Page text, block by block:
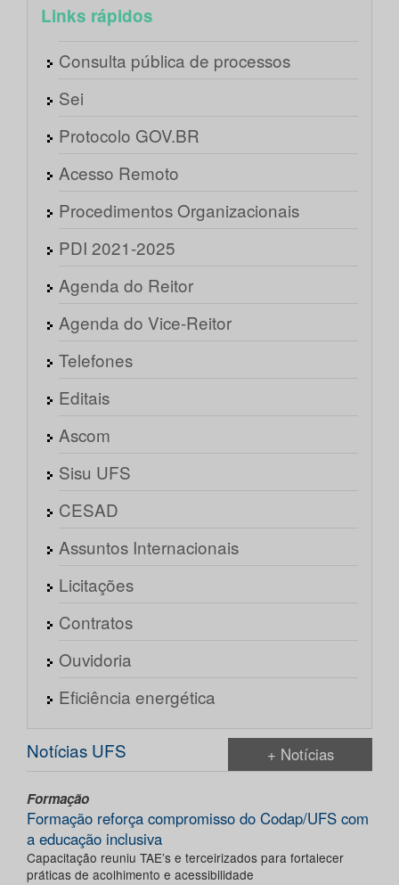
Links rápidos
Consulta pública de processos
Sei
Protocolo GOV.BR
Acesso Remoto
Procedimentos Organizacionais
PDI 2021-2025
Agenda do Reitor
Agenda do Vice-Reitor
Telefones
Editais
Ascom
Sisu UFS
CESAD
Assuntos Internacionais
Licitações
Contratos
Ouvidoria
Eficiência energética
Notícias UFS + Notícias
Formação
Formação reforça compromisso do Codap/UFS com
a educação inclusiva
Capacitação reuniu TAE’s e terceirizados para fortalecer
práticas de acolhimento e acessibilidade